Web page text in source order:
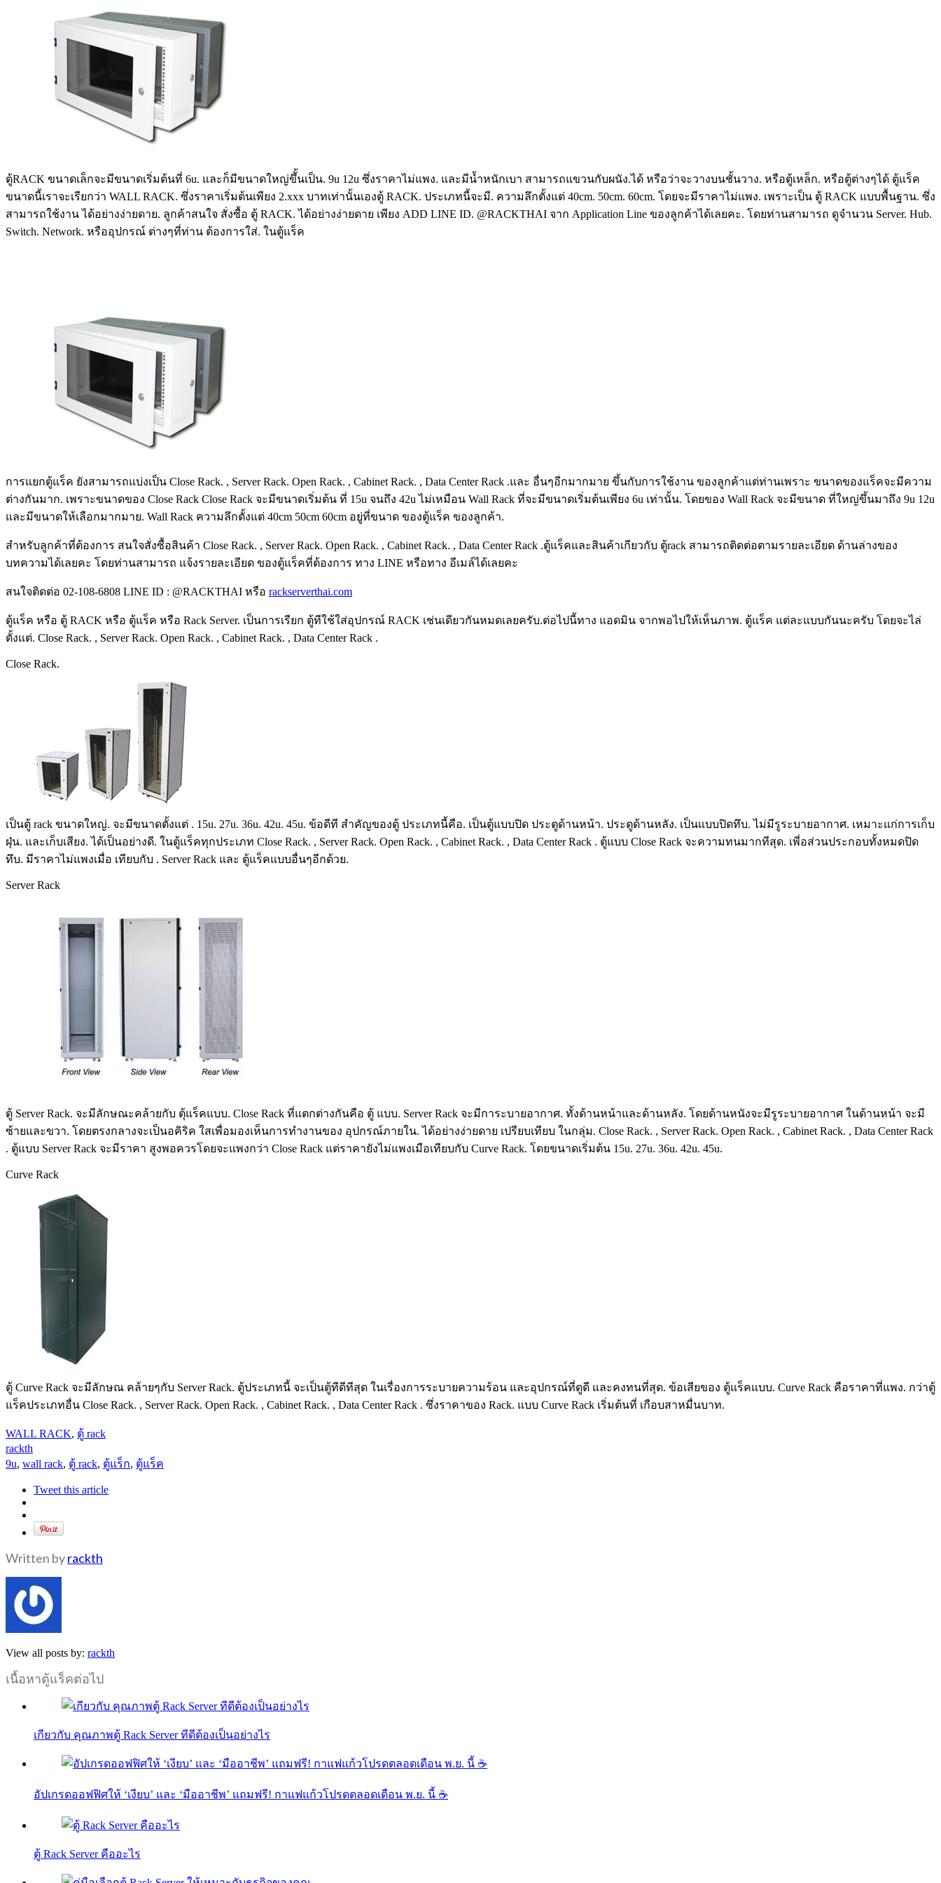
ตู้RACK ขนาดเล็กจะมีขนาดเริ่มต้นที่ 6u. และก็มีขนาดใหญ่ขึั้นเป็น. 9u 12u ซึ่งราคาไม่แพง. และมีน้ำหนักเบา สามารถแขวนกับผนัง.ได้ หรือว่าจะวางบนชั้นวาง. หรือตู้เหล็ก. หรือตู้ต่างๆได้ ตู้แร็ค
ขนาดนี้เราจะเรียกว่า WALL RACK. ซึ่งราคาเริ่มต้นเพียง 2.xxx บาทเท่านั้นเองตู้ RACK. ประเภทนี้จะมี. ความลึกตั้งแต่ 40cm. 50cm. 60cm. โดยจะมีราคาไม่แพง. เพราะเป็น ตู้ RACK แบบพื้นฐาน. ซึ่ง
สามารถใช้งาน ได้อย่างง่ายดาย. ลูกค้าสนใจ สั่งซื้อ ตู้ RACK. ได้อย่างง่ายดาย เพียง ADD LINE ID. @RACKTHAI จาก Application Line ของลูกค้าได้เลยคะ. โดยท่านสามารถ ดูจำนวน Server. Hub.
Switch. Network. หรืออุปกรณ์ ต่างๆที่ท่าน ต้องการใส่. ในตู้แร็ค
การแยกตู้แร็ค ยังสามารถแบ่งเป็น Close Rack. , Server Rack. Open Rack. , Cabinet Rack. , Data Center Rack .และ อื่นๆอีกมากมาย ขึ้นกับการใช้งาน ของลูกค้าแต่ท่านเพราะ ขนาดของแร็คจะมีความ
ต่างกันมาก. เพราะขนาดของ Close Rack Close Rack จะมีขนาดเริ่มต้น ที่ 15u จนถึง 42u ไม่เหมือน Wall Rack ที่จะมีขนาดเริ่มต้นเพียง 6u เท่านั้น. โดยของ Wall Rack จะมีขนาด ที่ใหญ่ขึ้นมาถึง 9u 12u
และมีขนาดให้เลือกมากมาย. Wall Rack ความลึกตั้งแต่ 40cm 50cm 60cm อยู่ที่ขนาด ของตู้แร็ค ของลูกค้า.
สำหรับลูกค้าที่ต้องการ สนใจสั่งซื้อสินค้า Close Rack. , Server Rack. Open Rack. , Cabinet Rack. , Data Center Rack .ตู้แร็คและสินค้าเกียวกับ ตู้rack สามารถติดต่อตามรายละเอียด ด้านล่างของ
บทความได้เลยคะ โดยท่านสามารถ แจ้งรายละเอียด ของตู้แร็คที่ต้องการ ทาง LINE หรือทาง อีเมล์ได้เลยคะ
สนใจติดต่อ 02-108-6808 LINE ID : @RACKTHAI หรือ rackserverthai.com
ตู้แร็ค หรือ ตู้ RACK หรือ ตู้แร็ค หรือ Rack Server. เป็นการเรียก ตู้ทีใช้ใส่อุปกรณ์ RACK เช่นเดียวกันหมดเลยครับ.ต่อไปนี้ทาง แอดมิน จากพอไปให้เห็นภาพ. ตู้แร็ค แต่ละแบบกันนะครับ โดยจะไล่
ตั้งแต่. Close Rack. , Server Rack. Open Rack. , Cabinet Rack. , Data Center Rack .
Close Rack.
เป็นตู้ rack ขนาดใหญ่. จะมีขนาดตั้งแต่ . 15u. 27u. 36u. 42u. 45u. ข้อดีที สำคัญของตู้ ประเภทนี้คือ. เป็นตู้แบบปิด ประตูด้านหน้า. ประตูด้านหลัง. เป็นแบบปิดทึบ. ไม่มีรูระบายอากาศ. เหมาะแก่การเก็บ
ฝุ่น. และเก็บเสียง. ได้เป็นอย่างดี. ในตู้แร็คทุกประเภท Close Rack. , Server Rack. Open Rack. , Cabinet Rack. , Data Center Rack . ตู้แบบ Close Rack จะความทนมากทีสุด. เพี่อส่วนประกอบทั้งหมดปิด
ทึบ. มีราคาไม่แพงเมื่อ เทียบกับ . Server Rack และ ตู้แร็คแบบอื่นๆอีกด้วย.
Server Rack
ตู้ Server Rack. จะมีลักษณะคล้ายกับ ตุ้แร็คแบบ. Close Rack ที่แตกต่างกันคือ ตู้ แบบ. Server Rack จะมีการะบายอากาศ. ทั้งด้านหน้าและด้านหลัง. โดยด้านหนังจะมีรูระบายอากาศ ในด้านหน้า จะมี
ซ้ายและขวา. โดยตรงกลางจะเป็นอคิริค ใสเพื่อมองเห็นการทำงานของ อุปกรณ์ภายใน. ได้อย่างง่ายดาย เปรียบเทียบ ในกลุ่ม. Close Rack. , Server Rack. Open Rack. , Cabinet Rack. , Data Center Rack
. ตู้แบบ Server Rack จะมีราคา สูงพอควรโดยจะแพงกว่า Close Rack แต่ราคายังไม่แพงเมือเทียบกับ Curve Rack. โดยขนาดเริ่มต้น 15u. 27u. 36u. 42u. 45u.
Curve Rack
ตู้ Curve Rack จะมีลักษณ คล้ายๆกับ Server Rack. ตู้ประเภทนี้ จะเป็นตู้ทีดีทีสุด ในเรื่องการระบายความร้อน และอุปกรณ์ที่ดูดี และคงทนที่สุด. ข้อเสียของ ตู้แร็คแบบ. Curve Rack คือราคาที่แพง. กว่าตู้
แร็คประเภทอื่น Close Rack. , Server Rack. Open Rack. , Cabinet Rack. , Data Center Rack . ซึ่งราคาของ Rack. แบบ Curve Rack เริ่มต้นที่ เกือบสาหมื่นบาท.
WALL RACK, ตู้ rack
rackth
9u, wall rack, ตู้ rack, ตู้แร็ก, ตู้แร็ค
Tweet this article
Written byrackth
View all posts by: rackth
เนื้อหาตู้แร็คต่อไป
เกียวกับ คุณภาพตู้ Rack Server ทีดีต้องเป็นอย่างไร
อัปเกรดออฟฟิศให้ ‘เงียบ’ และ ‘มืออาชีพ’ แถมฟรี! กาแฟแก้วโปรดตลอดเดือน พ.ย. นี้ ☕
ตู้ Rack Server คืออะไร